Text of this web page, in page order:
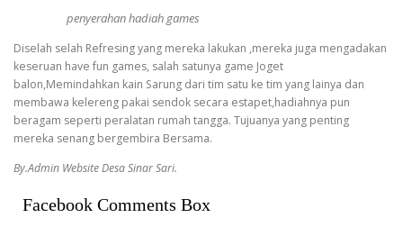
penyerahan hadiah games
Diselah selah Refresing yang mereka lakukan ,mereka juga mengadakan
keseruan have fun games, salah satunya game Joget
balon,Memindahkan kain Sarung dari tim satu ke tim yang lainya dan
membawa kelereng pakai sendok secara estapet,hadiahnya pun
beragam seperti peralatan rumah tangga. Tujuanya yang penting
mereka senang bergembira Bersama.
By.Admin Website Desa Sinar Sari.
Facebook Comments Box